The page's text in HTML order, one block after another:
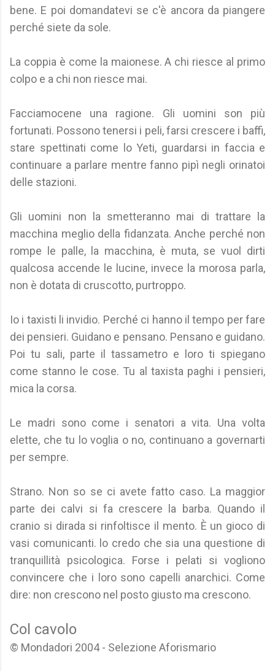
bene. E poi domandatevi se c'è ancora da piangere
perché siete da sole.
La coppia è come la maionese. A chi riesce al primo
colpo e a chi non riesce mai.
Facciamocene una ragione. Gli uomini son più
fortunati. Possono tenersi i peli, farsi crescere i baffi,
stare spettinati come lo Yeti, guardarsi in faccia e
continuare a parlare mentre fanno pipì negli orinatoi
delle stazioni.
Gli uomini non la smetteranno mai di trattare la
macchina meglio della fidanzata. Anche perché non
rompe le palle, la macchina, è muta, se vuol dirti
qualcosa accende le lucine, invece la morosa parla,
non è dotata di cruscotto, purtroppo.
Io i taxisti li invidio. Perché ci hanno il tempo per fare
dei pensieri. Guidano e pensano. Pensano e guidano.
Poi tu sali, parte il tassametro e loro ti spiegano
come stanno le cose. Tu al taxista paghi i pensieri,
mica la corsa.
Le madri sono come i senatori a vita. Una volta
elette, che tu lo voglia o no, continuano a governarti
per sempre.
Strano. Non so se ci avete fatto caso. La maggior
parte dei calvi si fa crescere la barba. Quando il
cranio si dirada si rinfoltisce il mento. È un gioco di
vasi comunicanti. lo credo che sia una questione di
tranquillità psicologica. Forse i pelati si vogliono
convincere che i loro sono capelli anarchici. Come
dire: non crescono nel posto giusto ma crescono.
Col cavolo
© Mondadori 2004 - Selezione Aforismario